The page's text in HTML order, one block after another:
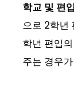
학교 및 편
으로 2학년
학년 편입
주는 경우